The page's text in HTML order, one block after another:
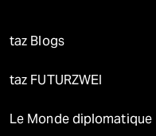
taz Blogs
taz FUTURZWEI
Le Monde diplomatique